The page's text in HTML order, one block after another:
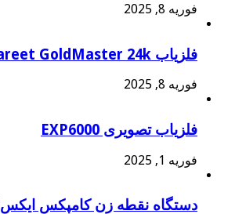
فوریه 8, 2025
فلزیاب Gareet GoldMaster 24k
فوریه 8, 2025
فلزیاب تصویری EXP6000
فوریه 1, 2025
دستگاه نقطه زن کامپکس ایکس5